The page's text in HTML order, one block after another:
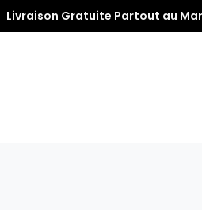
Livraison Gratuite Partout au